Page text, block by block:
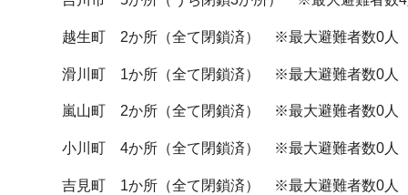
越生町 2か所（全て閉鎖済） ※最大避難者数0人
滑川町 1か所（全て閉鎖済） ※最大避難者数0人
嵐山町 2か所（全て閉鎖済） ※最大避難者数0人
小川町 4か所（全て閉鎖済） ※最大避難者数0人
吉見町 1か所（全て閉鎖済） ※最大避難者数0人